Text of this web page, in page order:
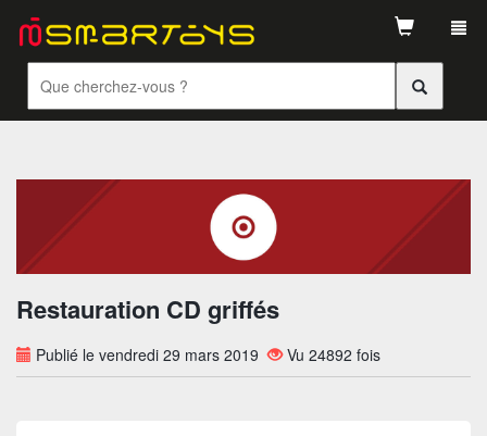
Restauration CD griffés
Publié le vendredi 29 mars 2019 Vu 24892 fois